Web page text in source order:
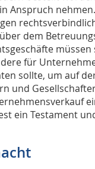
Anspruch
dem
müssen
für
sollte, um auf
und
ein Testament